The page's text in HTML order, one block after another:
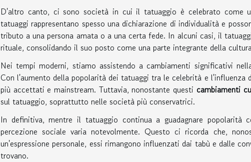
D'altro canto, ci sono società in cui il tatuaggio è celebrato come
tatuaggi rappresentano spesso una dichiarazione di individualità e
tributo a una persona amata o a una certa fede. In alcuni casi, il
rituale, consolidando il suo posto come una parte integrante della
Nei tempi moderni, stiamo assistendo a cambiamenti significativi
Con l'aumento della popolarità dei tatuaggi tra le celebrità e l'influenza
più accettati e mainstream. Tuttavia, nonostante questi cambiamenti
sul tatuaggio, soprattutto nelle società più conservatrici.
In definitiva, mentre il tatuaggio continua a guadagnare
percezione sociale varia notevolmente. Questo ci ricorda che,
un'espressione personale, essi rimangono influenzati dai tabù e dalle
trovano.